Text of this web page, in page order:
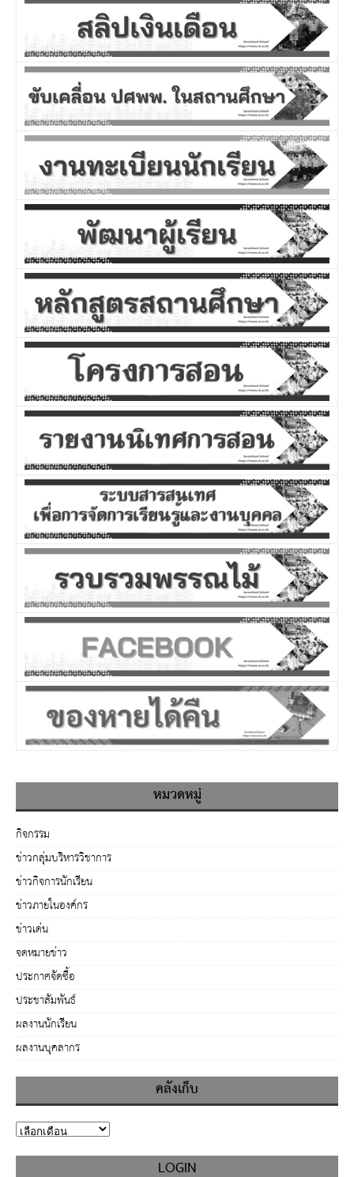
หมวดหมู่
กิจกรรม
ข่าวกลุ่มบริหารวิชาการ
ข่าวกิจการนักเรียน
ข่าวภายในองค์กร
ข่าวเด่น
จดหมายข่าว
ประกาศจัดซื้อ
ประชาสัมพันธ์
ผลงานนักเรียน
ผลงานบุคลากร
คลังเก็บ
LOGIN